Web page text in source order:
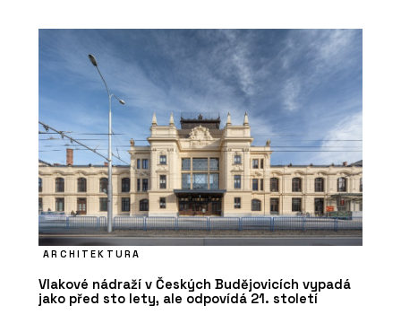
ARCHITEKTURA
Vlakové nádraží v Českých Budějovicích vypadá
jako před sto lety, ale odpovídá 21. století